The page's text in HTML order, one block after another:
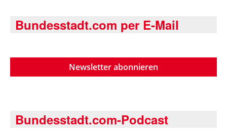
Bundesstadt.com per E-Mail
Newsletter abonnieren
Bundesstadt.com-Podcast